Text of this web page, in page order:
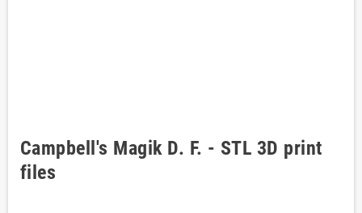
Campbell's Magik D. F. - STL 3D print
files